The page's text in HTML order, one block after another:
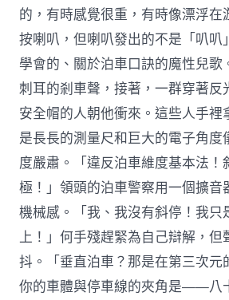
的，有時感覺很重，有時像漂浮在
按喇叭，但喇叭發出的不是「叭叭
學會的、關於泊車口訣的魔性兒歌
刺耳的剎車聲，接著，一群穿著反
安全帽的人朝他衝來。這些人手裡
是長長的測量尺和巨大的電子角度
度嚴肅。「違反泊車維度基本法！
極！」領頭的泊車警察用一個擴音
機械感。「我、我沒有斜停！我只
上！」何手殘趕緊為自己辯解，但
抖。「垂直泊車？那是在第三次元
你的車體與停車線的夾角是——八